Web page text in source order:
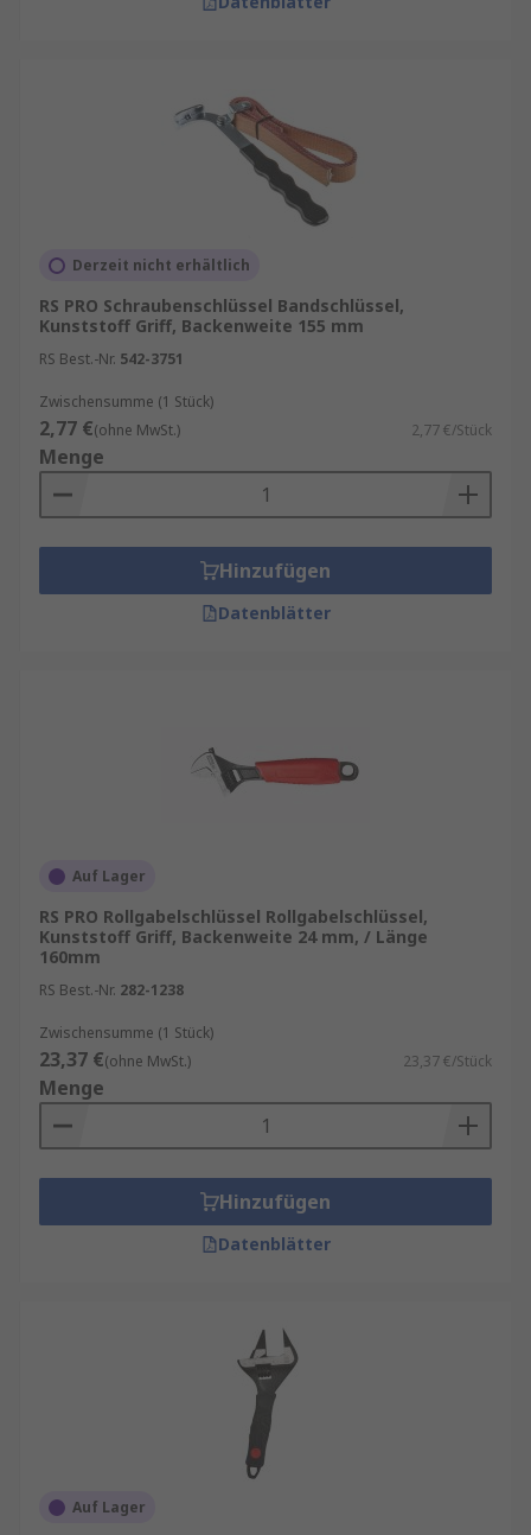
Derzeit nicht erhältlich
RS PRO Schraubenschlüssel Bandschlüssel,
Kunststoff Griff, Backenweite 155 mm
RS Best.-Nr. 542-3751
Zwischensumme (1 Stück)
2,77 €(ohne MwSt.) 2,77 €/Stück
Menge
Hinzufügen
Datenblätter
Auf Lager
RS PRO Rollgabelschlüssel Rollgabelschlüssel,
Kunststoff Griff, Backenweite 24 mm, / Länge
160mm
RS Best.-Nr. 282-1238
Zwischensumme (1 Stück)
23,37 €(ohne MwSt.) 23,37 €/Stück
Menge
Hinzufügen
Datenblätter
Auf Lager